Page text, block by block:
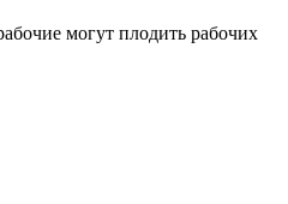
могут плодить рабочих